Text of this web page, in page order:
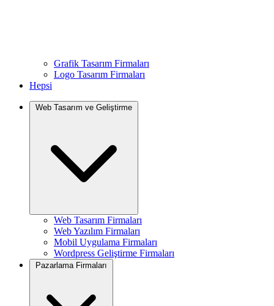
Grafik Tasarım Firmaları
Logo Tasarım Firmaları
Hepsi
Web Tasarım ve Geliştirme
Web Tasarım Firmaları
Web Yazılım Firmaları
Mobil Uygulama Firmaları
Wordpress Geliştirme Firmaları
Pazarlama Firmaları